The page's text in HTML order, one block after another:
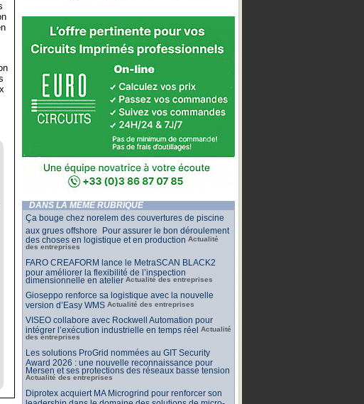
DANS LA MÊME RUBRIQUE
Ça bouge chez norelem des couvertures de piscine
aux grues offshore Pour assurer le bon déroulement
des choses en logistique et en production Actualité
des entreprises
FARO CREAFORM lance le MetraSCAN BLACK2
pour améliorer la flexibilité de l’inspection
dimensionnelle en atelier Actualité des entreprises
Gioseppo renforce sa logistique avec la nouvelle
version d’Easy WMS Actualité des entreprises
VISEO collabore avec Rockwell Automation pour
intégrer l’exécution industrielle en temps réel Actualité
des entreprises
Les solutions ProGrid nommées au GIT Security
Award 2026 : une nouvelle reconnaissance pour
Mersen et ses protections des réseaux basse tension
Actualité des entreprises
Diprotex acquiert MA Microgrind pour renforcer son
leadership dans le domaine des solutions de micro-